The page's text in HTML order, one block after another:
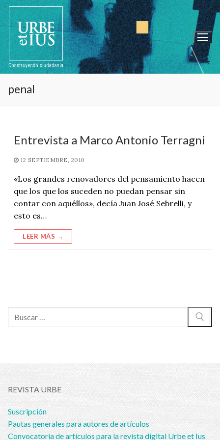
al
contenido
penal
Entrevista a Marco Antonio Terragni
12 SEPTIEMBRE, 2010
«Los grandes renovadores del pensamiento hacen
que los que los suceden no puedan pensar sin
contar con aquéllos», decía Juan José Sebrelli, y
esto es…
LEER MÁS →
REVISTA URBE
Suscripción
Pautas generales para autores de artículos
Convocatoria de artículos para la revista digital Urbe et Ius